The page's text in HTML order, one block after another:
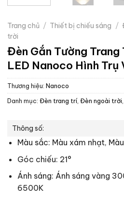
Trang chủ / Thiết bị chiếu sáng /
trời
Đèn Gắn Tường
LED Nanoco Hình Trụ
Thương hiệu: Nanoco
Danh mục: Đèn trang trí, Đèn ngoài trời,
Thông số:
Màu sắc: Màu xám nhạt,
Góc chiếu: 21°
Ánh sáng: Ánh sáng vàng
6500K